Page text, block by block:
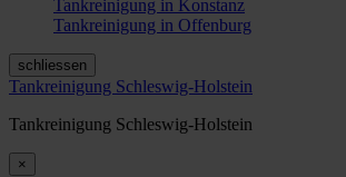
Tankreinigung in Konstanz
Tankreinigung in Offenburg
schliessen
Tankreinigung Schleswig-Holstein
Tankreinigung Schleswig-Holstein
×